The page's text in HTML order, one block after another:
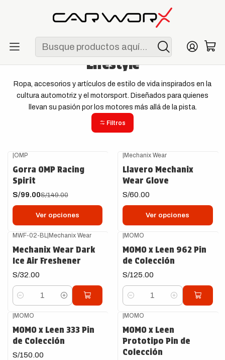
ENVÍO GRATIS POR COMPRAS MAYORES A S/ 250
Lifestyle
Ropa, accesorios y artículos de estilo de vida inspirados en la
cultura automotriz y el motorsport. Diseñados para quienes
llevan su pasión por los motores más allá de la pista.
Filtros
OMP
Gorra OMP Racing
Spirit
S/99.00S/149.00
Ver opciones
Mechanix Wear
Llavero Mechanix
Wear Glove
S/60.00
Ver opciones
MWF-02-BL| Mechanix Wear
Mechanix Wear Dark
Ice Air Freshener
S/32.00
Cantidad
MOMO
MOMO x Leen 962 Pin
de Colección
S/125.00
Cantidad
MOMO
MOMO x Leen 333 Pin
de Colección
S/150.00
MOMO
MOMO x Leen
Prototipo Pin de
Colección